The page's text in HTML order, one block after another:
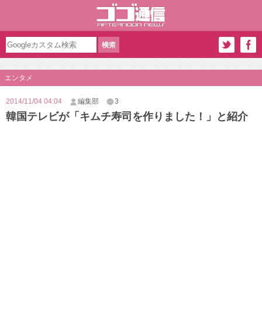
エンタメ
2014/11/04 04:04 編集部 3
韓国テレビが「キムチ寿司を作りました！」と紹介